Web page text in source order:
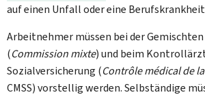
auf einen Unfall oder eine
Arbeitnehmer müssen bei der
(Commission mixte) und beim
Sozialversicherung (Contrôle médical de
CMSS) vorstellig werden. Selbständige